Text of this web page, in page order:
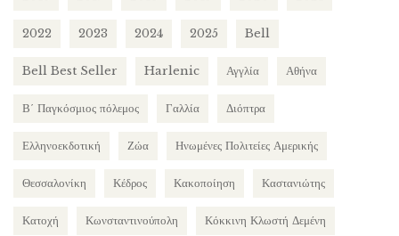
2022 2023 2024 2025 Bell
Bell Best Seller Harlenic Αγγλία Αθήνα
Β΄ Παγκόσμιος πόλεμος Γαλλία Διόπτρα
Ελληνοεκδοτική Ζώα Ηνωμένες Πολιτείες Αμερικής
Θεσσαλονίκη Κέδρος Κακοποίηση Καστανιώτης
Κατοχή Κωνσταντινούπολη Κόκκινη Κλωστή Δεμένη